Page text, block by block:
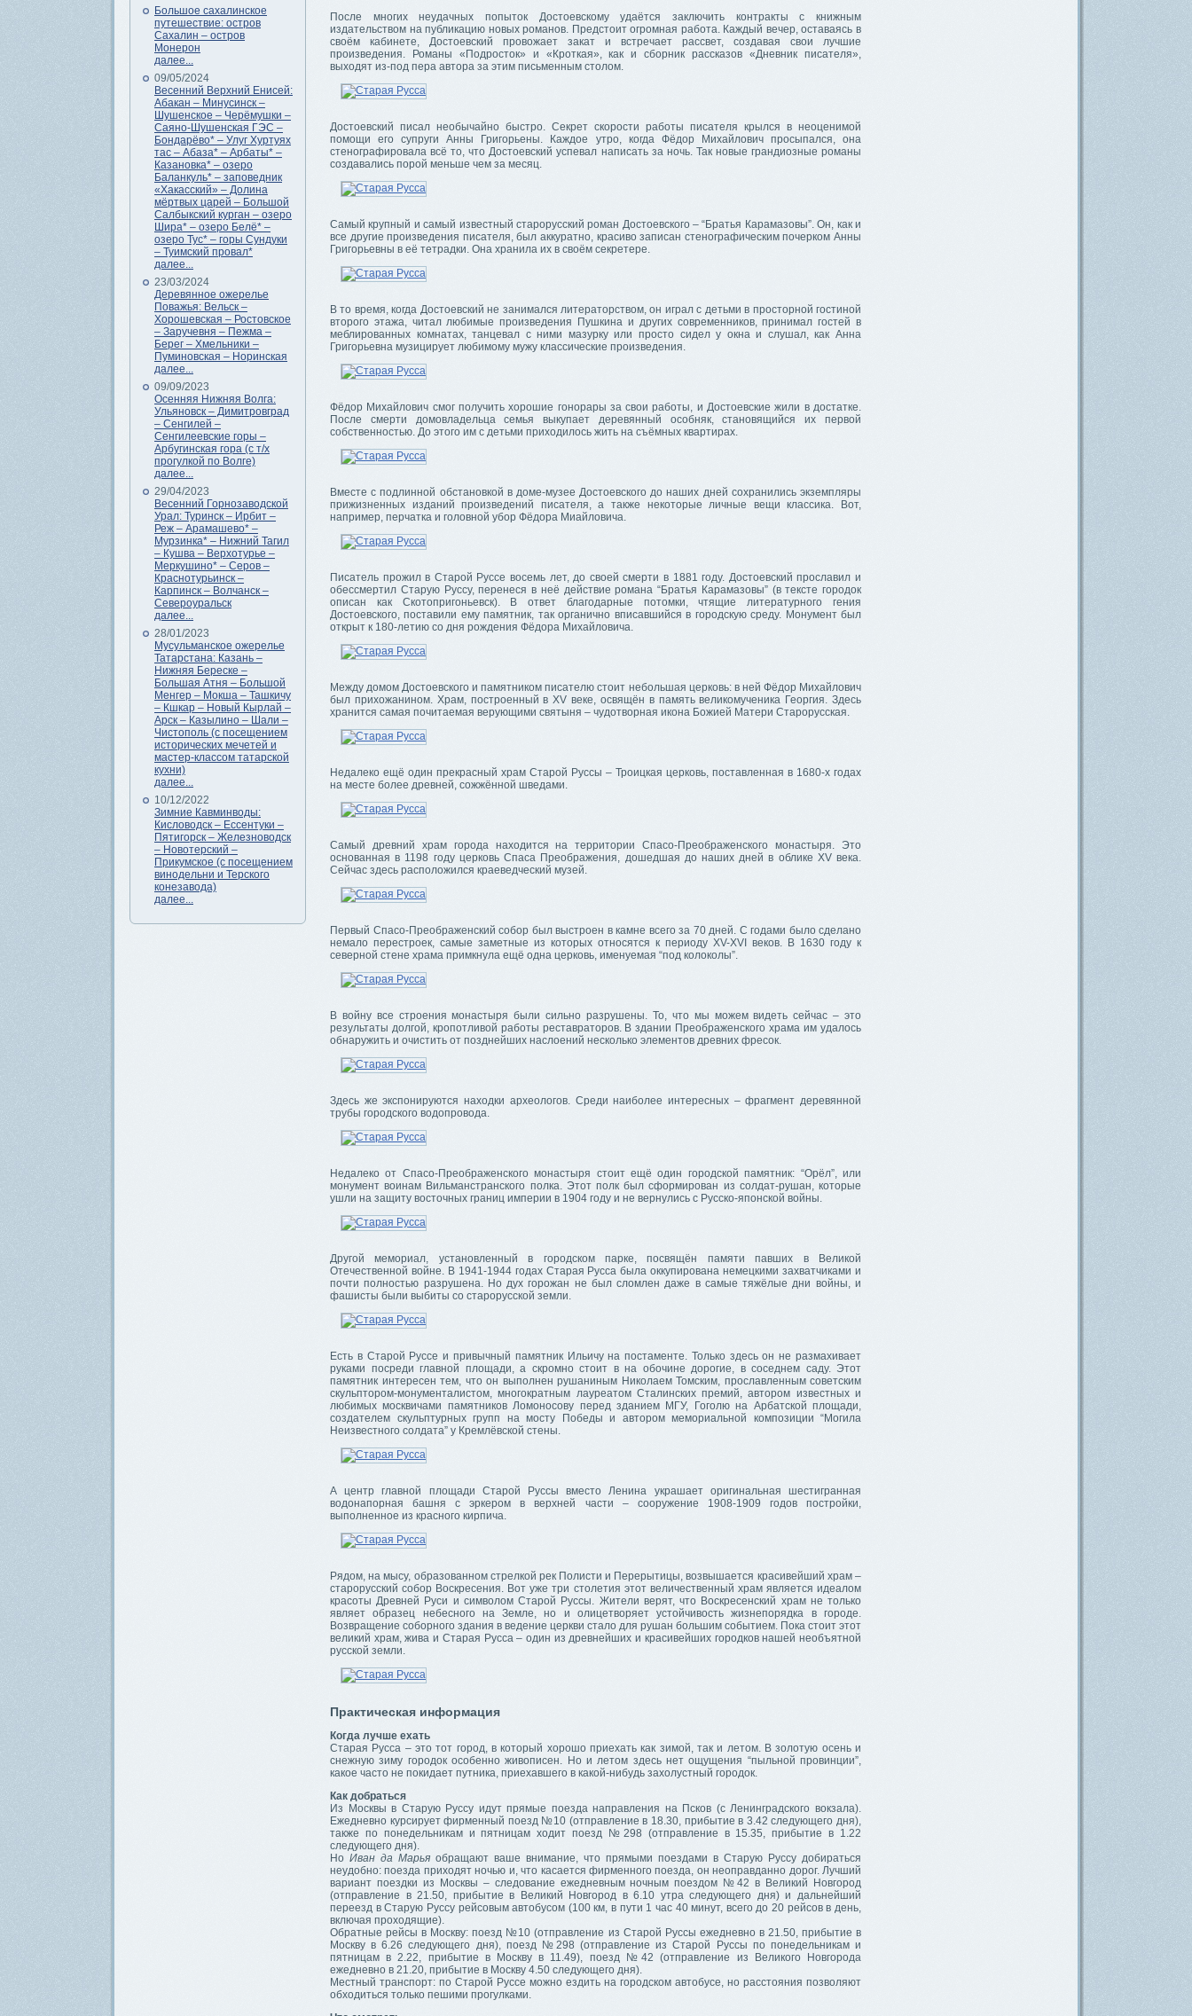
Большое сахалинское
путешествие: остров
Сахалин – остров
Монерон
далее...
09/05/2024
Весенний Верхний Енисей:
Абакан – Минусинск –
Шушенское – Черёмушки –
Саяно-Шушенская ГЭС –
Бондарёво* – Улуг Хуртуях
тас – Абаза* – Арбаты* –
Казановка* – озеро
Баланкуль* – заповедник
«Хакасский» – Долина
мёртвых царей – Большой
Салбыкский курган – озеро
Шира* – озеро Белё* –
озеро Тус* – горы Сундуки
– Туимский провал*
далее...
23/03/2024
Деревянное ожерелье
Поважья: Вельск –
Хорошевская – Ростовское
– Заручевня – Пежма –
Берег – Хмельники –
Пуминовская – Норинская
далее...
09/09/2023
Осенняя Нижняя Волга:
Ульяновск – Димитровград
– Сенгилей –
Сенгилеевские горы –
Арбугинская гора (с т/х
прогулкой по Волге)
далее...
29/04/2023
Весенний Горнозаводской
Урал: Туринск – Ирбит –
Реж – Арамашево* –
Мурзинка* – Нижний Тагил
– Кушва – Верхотурье –
Меркушино* – Серов –
Краснотурьинск –
Карпинск – Волчанск –
Североуральск
далее...
28/01/2023
Мусульманское ожерелье
Татарстана: Казань –
Нижняя Береске –
Большая Атня – Большой
Менгер – Мокша – Ташкичу
– Кшкар – Новый Кырлай –
Арск – Казылино – Шали –
Чистополь (с посещением
исторических мечетей и
мастер-классом татарской
кухни)
далее...
10/12/2022
Зимние Кавминводы:
Кисловодск – Ессентуки –
Пятигорск – Железноводск
– Новотерский –
Прикумское (с посещением
винодельни и Терского
конезавода)
далее...
После многих неудачных попыток Достоевскому удаётся заключить контракты с книжным
издательством на публикацию новых романов. Предстоит огромная работа. Каждый вечер, оставаясь в
своём кабинете, Достоевский провожает закат и встречает рассвет, создавая свои лучшие
произведения. Романы «Подросток» и «Кроткая», как и сборник рассказов «Дневник писателя»,
выходят из-под пера автора за этим письменным столом.
Достоевский писал необычайно быстро. Секрет скорости работы писателя крылся в неоценимой
помощи его супруги Анны Григорьены. Каждое утро, когда Фёдор Михайлович просыпался, она
стенографировала всё то, что Достоевский успевал написать за ночь. Так новые грандиозные романы
создавались порой меньше чем за месяц.
Самый крупный и самый известный старорусский роман Достоевского – “Братья Карамазовы”. Он, как и
все другие произведения писателя, был аккуратно, красиво записан стенографическим почерком Анны
Григорьевны в её тетрадки. Она хранила их в своём секретере.
В то время, когда Достоевский не занимался литераторством, он играл с детьми в просторной гостиной
второго этажа, читал любимые произведения Пушкина и других современников, принимал гостей в
меблированных комнатах, танцевал с ними мазурку или просто сидел у окна и слушал, как Анна
Григорьевна музицирует любимому мужу классические произведения.
Фёдор Михайлович смог получить хорошие гонорары за свои работы, и Достоевские жили в достатке.
После смерти домовладельца семья выкупает деревянный особняк, становящийся их первой
собственностью. До этого им с детьми приходилось жить на съёмных квартирах.
Вместе с подлинной обстановкой в доме-музее Достоевского до наших дней сохранились экземпляры
прижизненных изданий произведений писателя, а также некоторые личные вещи классика. Вот,
например, перчатка и головной убор Фёдора Миайловича.
Писатель прожил в Старой Руссе восемь лет, до своей смерти в 1881 году. Достоевский прославил и
обессмертил Старую Руссу, перенеся в неё действие романа “Братья Карамазовы” (в тексте городок
описан как Скотопригоньевск). В ответ благодарные потомки, чтящие литературного гения
Достоевского, поставили ему памятник, так органично вписавшийся в городскую среду. Монумент был
открыт к 180-летию со дня рождения Фёдора Михайловича.
Между домом Достоевского и памятником писателю стоит небольшая церковь: в ней Фёдор Михайлович
был прихожанином. Храм, построенный в XV веке, освящён в память великомученика Георгия. Здесь
хранится самая почитаемая верующими святыня – чудотворная икона Божией Матери Старорусская.
Недалеко ещё один прекрасный храм Старой Руссы – Троицкая церковь, поставленная в 1680-х годах
на месте более древней, сожжённой шведами.
Самый древний храм города находится на территории Спасо-Преображенского монастыря. Это
основанная в 1198 году церковь Спаса Преображения, дошедшая до наших дней в облике XV века.
Сейчас здесь расположился краеведческий музей.
Первый Спасо-Преображенский собор был выстроен в камне всего за 70 дней. С годами было сделано
немало перестроек, самые заметные из которых относятся к периоду XV-XVI веков. В 1630 году к
северной стене храма примкнула ещё одна церковь, именуемая “под колоколы”.
В войну все строения монастыря были сильно разрушены. То, что мы можем видеть сейчас – это
результаты долгой, кропотливой работы реставраторов. В здании Преображенского храма им удалось
обнаружить и очистить от позднейших наслоений несколько элементов древних фресок.
Здесь же экспонируются находки археологов. Среди наиболее интересных – фрагмент деревянной
трубы городского водопровода.
Недалеко от Спасо-Преображенского монастыря стоит ещё один городской памятник: “Орёл”, или
монумент воинам Вильманстранского полка. Этот полк был сформирован из солдат-рушан, которые
ушли на защиту восточных границ империи в 1904 году и не вернулись с Русско-японской войны.
Другой мемориал, установленный в городском парке, посвящён памяти павших в Великой
Отечественной войне. В 1941-1944 годах Старая Русса была оккупирована немецкими захватчиками и
почти полностью разрушена. Но дух горожан не был сломлен даже в самые тяжёлые дни войны, и
фашисты были выбиты со старорусской земли.
Есть в Старой Руссе и привычный памятник Ильичу на постаменте. Только здесь он не размахивает
руками посреди главной площади, а скромно стоит в на обочине дорогие, в соседнем саду. Этот
памятник интересен тем, что он выполнен рушаниным Николаем Томским, прославленным советским
скульптором-монументалистом, многократным лауреатом Сталинских премий, автором известных и
любимых москвичами памятников Ломоносову перед зданием МГУ, Гоголю на Арбатской площади,
создателем скульптурных групп на мосту Победы и автором мемориальной композиции “Могила
Неизвестного солдата” у Кремлёвской стены.
А центр главной площади Старой Руссы вместо Ленина украшает оригинальная шестигранная
водонапорная башня с эркером в верхней части – сооружение 1908-1909 годов постройки,
выполненное из красного кирпича.
Рядом, на мысу, образованном стрелкой рек Полисти и Перерытицы, возвышается красивейший храм –
старорусский собор Воскресения. Вот уже три столетия этот величественный храм является идеалом
красоты Древней Руси и символом Старой Руссы. Жители верят, что Воскресенский храм не только
являет образец небесного на Земле, но и олицетворяет устойчивость жизнепорядка в городе.
Возвращение соборного здания в ведение церкви стало для рушан большим событием. Пока стоит этот
великий храм, жива и Старая Русса – один из древнейших и красивейших городков нашей необъятной
русской земли.
Практическая информация
Когда лучше ехать
Старая Русса – это тот город, в который хорошо приехать как зимой, так и летом. В золотую осень и
снежную зиму городок особенно живописен. Но и летом здесь нет ощущения “пыльной провинции”,
какое часто не покидает путника, приехавшего в какой-нибудь захолустный городок.
Как добраться
Из Москвы в Старую Руссу идут прямые поезда направления на Псков (с Ленинградского вокзала).
Ежедневно курсирует фирменный поезд №10 (отправление в 18.30, прибытие в 3.42 следующего дня),
также по понедельникам и пятницам ходит поезд №298 (отправление в 15.35, прибытие в 1.22
следующего дня).
Но Иван да Марья обращают ваше внимание, что прямыми поездами в Старую Руссу добираться
неудобно: поезда приходят ночью и, что касается фирменного поезда, он неоправданно дорог. Лучший
вариант поездки из Москвы – следование ежедневным ночным поездом №42 в Великий Новгород
(отправление в 21.50, прибытие в Великий Новгород в 6.10 утра следующего дня) и дальнейший
переезд в Старую Руссу рейсовым автобусом (100 км, в пути 1 час 40 минут, всего до 20 рейсов в день,
включая проходящие).
Обратные рейсы в Москву: поезд №10 (отправление из Старой Руссы ежедневно в 21.50, прибытие в
Москву в 6.26 следующего дня), поезд №298 (отправление из Старой Руссы по понедельникам и
пятницам в 2.22, прибытие в Москву в 11.49), поезд №42 (отправление из Великого Новгорода
ежедневно в 21.20, прибытие в Москву 4.50 следующего дня).
Местный транспорт: по Старой Руссе можно ездить на городском автобусе, но расстояния позволяют
обходиться только пешими прогулками.